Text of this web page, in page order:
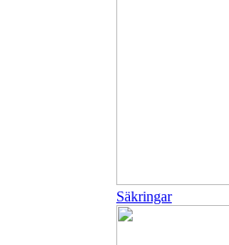
Säkringar